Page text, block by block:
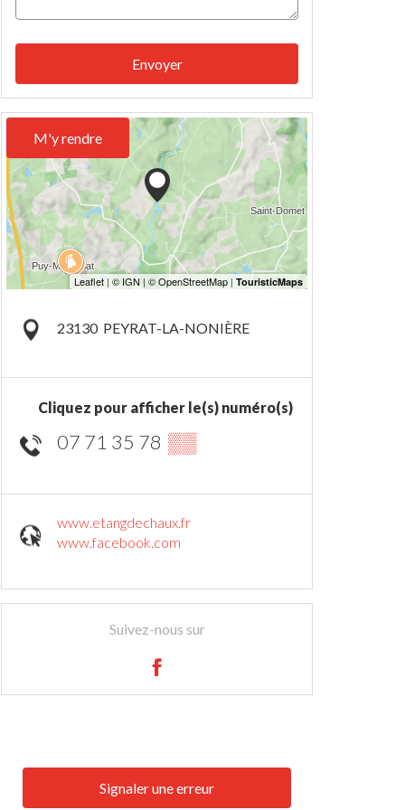
Envoyer
M'y rendre
23130 PEYRAT-LA-NONIÈRE
Cliquez pour afficher le(s) numéro(s)
07 71 35 78 ▒▒
www.etangdechaux.fr
www.facebook.com
Suivez-nous sur
Signaler une erreur